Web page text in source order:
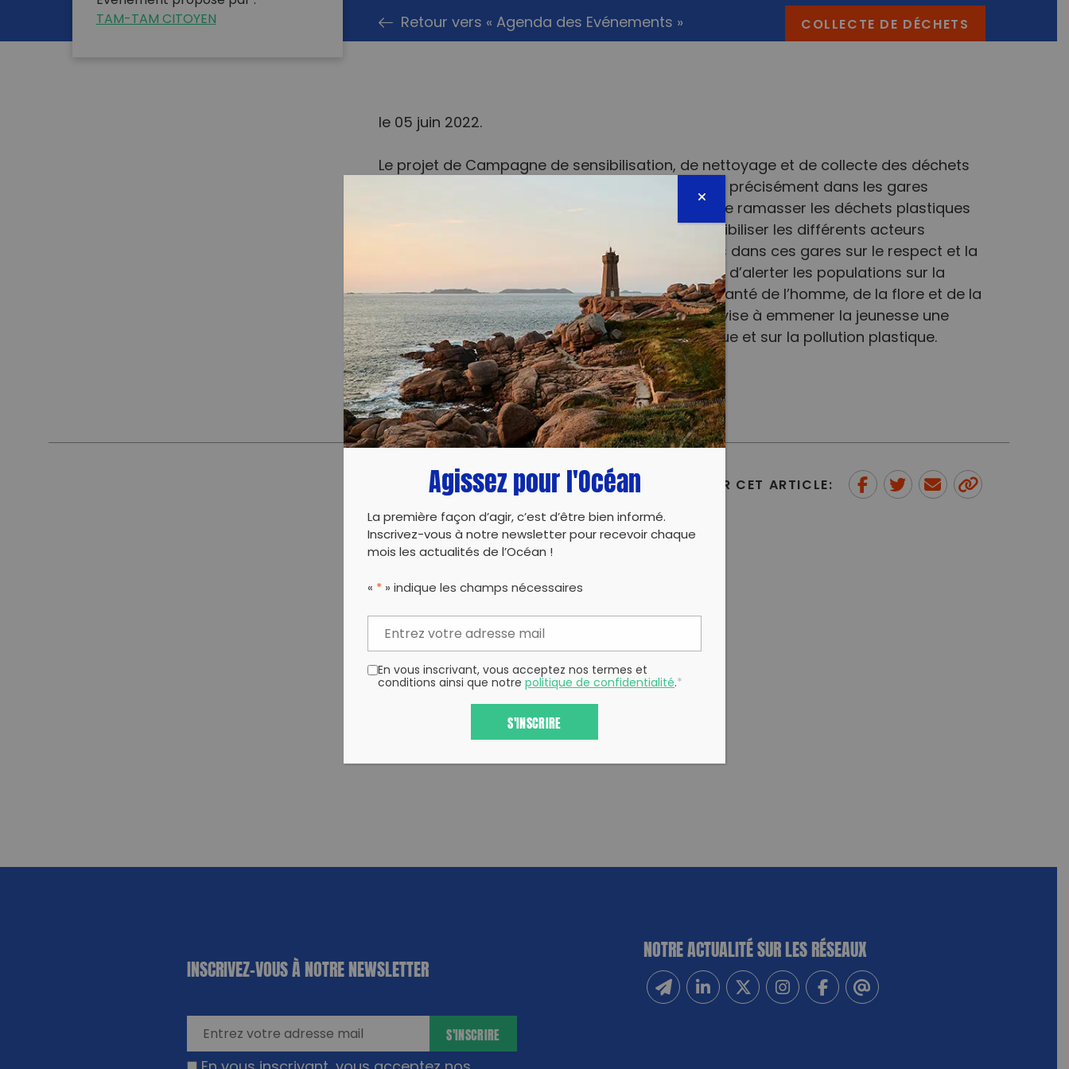
Retour vers « Agenda des Evénements » COLLECTE DE DÉCHETS
TAM-TAM CITOYEN
le 05 juin 2022.
Le projet de Campagne de sensibilisation, de nettoyage et de collecte des déchets
plastiques en prolifération dans la ville d’Abidjan, précisément dans les gares
routières et lagunaires de la SOTRA, a pour but de ramasser les déchets plastiques
dans lesdites gares et leurs alentours et de sensibiliser les différents acteurs
(personnels, usagers et commerçants) présents dans ces gares sur le respect et la
protection de l’environnement. Il s’agit pour nous d’alerter les populations sur la
pollution plastique et ses effets néfastes sur la santé de l’homme, de la flore et de la
faune, ainsi que sur le climat. En outre, ce projet vise à emmener la jeunesse une
prise de conscience sur réchauffement climatique et sur la pollution plastique.
PARTAGER CET ARTICLE:
INSCRIVEZ-VOUS À NOTRE NEWSLETTER
S'INSCRIRE
NOTRE ACTUALITÉ SUR LES RÉSEAUX
Agissez pour l'Océan
La première façon d’agir, c’est d’être bien informé.
Inscrivez-vous à notre newsletter pour recevoir chaque
mois les actualités de l’Océan !
« * » indique les champs nécessaires
En vous inscrivant, vous acceptez nos termes et
conditions ainsi que notre politique de confidentialité.*
S'INSCRIRE